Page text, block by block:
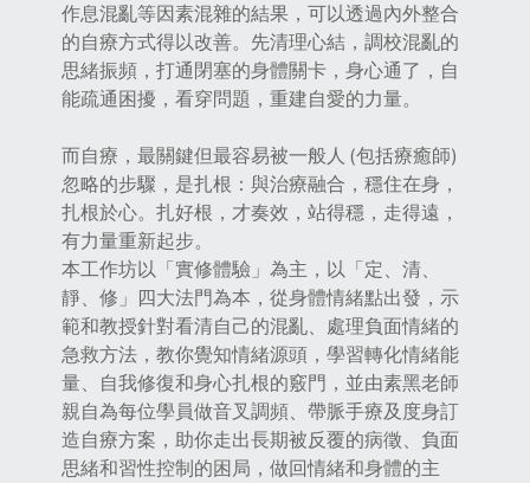
作息混亂等因素混雜的結果，可以透過內外整合
的自療方式得以改善。先清理心結，調校混亂的
思緒振頻，打通閉塞的身體關卡，身心通了，自
能疏通困擾，看穿問題，重建自愛的力量。
而自療，最關鍵但最容易被一般人 (包括療癒師)
忽略的步驟，是扎根：與治療融合，穩住在身，
扎根於心。扎好根，才奏效，站得穩，走得遠，
有力量重新起步。
本工作坊以「實修體驗」為主，以「定、清、
靜、修」四大法門為本，從身體情緒點出發，示
範和教授針對看清自己的混亂、處理負面情緒的
急救方法，教你覺知情緒源頭，學習轉化情緒能
量、自我修復和身心扎根的竅門，並由素黑老師
親自為每位學員做音叉調頻、帶脈手療及度身訂
造自療方案，助你走出長期被反覆的病徵、負面
思緒和習性控制的困局，做回情緒和身體的主